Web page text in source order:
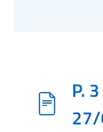
P.